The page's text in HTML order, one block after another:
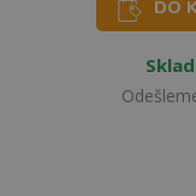
DO